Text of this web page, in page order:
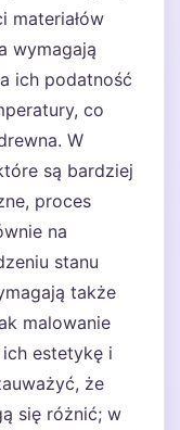
materiałów
wymagają
ich podatność
co
W
są bardziej
proces
na
stanu
także
malowanie
estetykę i
że
się różnić; w